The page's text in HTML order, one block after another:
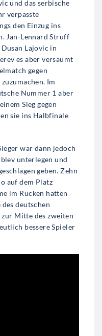
und das serbische
verpasste
den Einzug ins
Jan-Lennard Struff
Dusan Lajovic in
es aber versäumt
gegen
Im
Nummer 1 aber
Sieg gegen
sie ins Halbfinale
war dann jedoch
unterlegen und
geben. Zehn
auf dem Platz
im Rücken hatten
deutschen
Mitte des zweiten
bessere Spieler